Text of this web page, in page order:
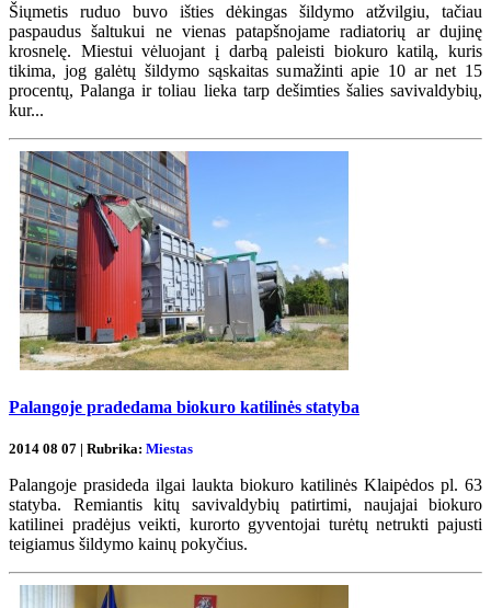
Šiųmetis ruduo buvo išties dėkingas šildymo atžvilgiu, tačiau
paspaudus šaltukui ne vienas patapšnojame radiatorių ar dujinę
krosnelę. Miestui vėluojant į darbą paleisti biokuro katilą, kuris
tikima, jog galėtų šildymo sąskaitas sumažinti apie 10 ar net 15
procentų, Palanga ir toliau lieka tarp dešimties šalies savivaldybių,
kur...
Palangoje pradedama biokuro katilinės statyba
2014 08 07 | Rubrika: Miestas
Palangoje prasideda ilgai laukta biokuro katilinės Klaipėdos pl. 63
statyba. Remiantis kitų savivaldybių patirtimi, naujajai biokuro
katilinei pradėjus veikti, kurorto gyventojai turėtų netrukti pajusti
teigiamus šildymo kainų pokyčius.